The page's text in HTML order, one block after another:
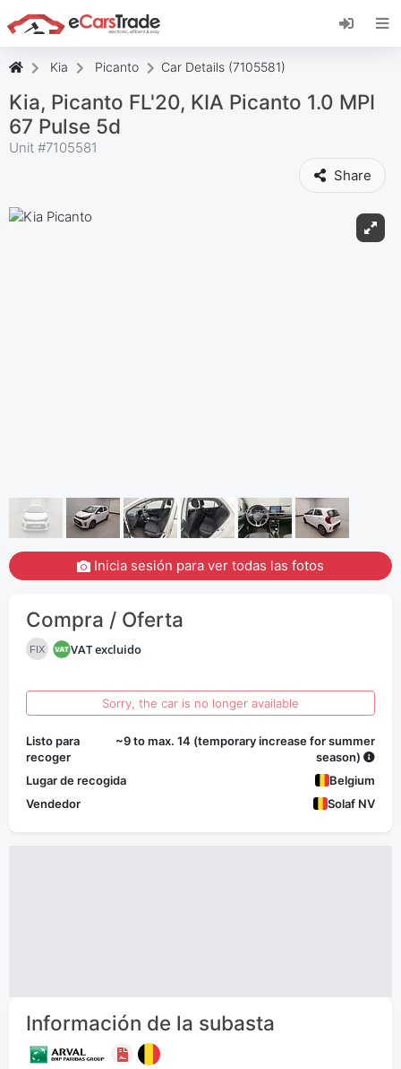
Instala la aplicación web de eCarsTrade,
añádela a tu pantalla de inicio y recibe
Kia Picanto Car Details (7105581)
Kia, Picanto FL'20, KIA Picanto 1.0 MPI
67 Pulse 5d
Unit #7105581
Share
Inicia sesión para ver todas las fotos
Compra / Oferta
FIX VAT excluido
Sorry, the car is no longer available
Listo para
recoger
~9 to max. 14 (temporary increase for summer
season)
Lugar de recogida
Belgium
Vendedor
Solaf NV
Información de la subasta